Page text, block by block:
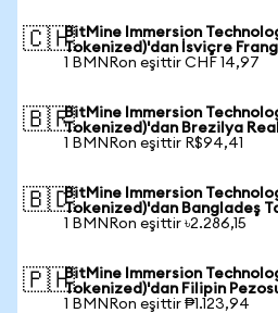
🇨🇭BitMine Immersion
Tokenized)'dan İsviçre
1 BMNRon eşittir CHF 14,97
🇧🇷BitMine Immersion
Tokenized)'dan Brezilya
1 BMNRon eşittir R$94,41
🇧🇩BitMine Immersion
Tokenized)'dan Bangladeş
1 BMNRon eşittir ৳2.286,15
🇵🇭BitMine Immersion
Tokenized)'dan Filipin
1 BMNRon eşittir ₱1.123,94